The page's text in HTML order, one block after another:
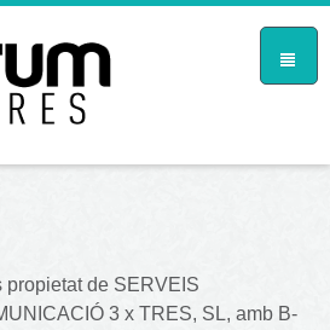
de SERVEIS
3 x TRES, SL, amb B-